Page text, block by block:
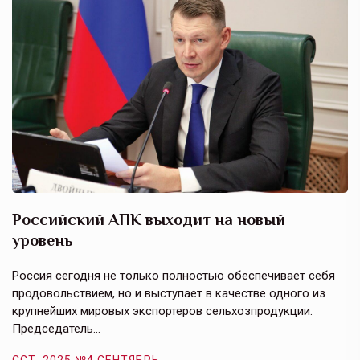
Российский АПК выходит на новый
уровень
Россия сегодня не только полностью обеспечивает себя
продовольствием, но и выступает в качестве одного из
крупнейших мировых экспортеров сельхозпродукции.
Председатель…